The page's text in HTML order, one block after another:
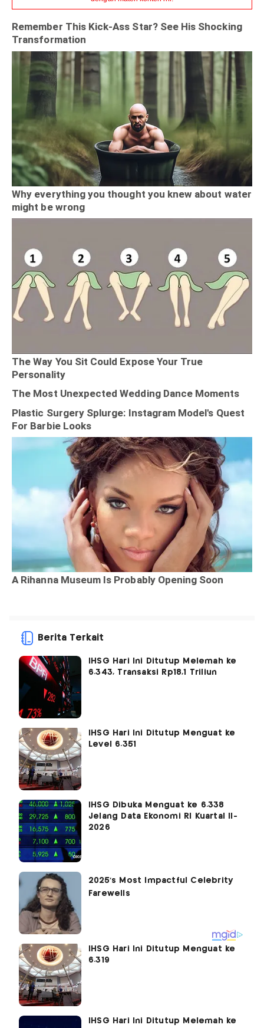
Berita Terkait
IHSG Hari Ini Ditutup Melemah ke
6.343, Transaksi Rp18,1 Triliun
IHSG Hari Ini Ditutup Menguat ke
Level 6.351
IHSG Dibuka Menguat ke 6.338
Jelang Data Ekonomi RI Kuartal II-
2026
IHSG Hari Ini Ditutup Menguat ke
6.319
IHSG Hari Ini Ditutup Melemah ke